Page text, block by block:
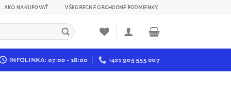
AKO NAKUPOVAŤ VŠEOBECNÉ OBCHODNÉ PODMIENKY
INFOLINKA: 07:00 - 18:00 +421 905 555 007